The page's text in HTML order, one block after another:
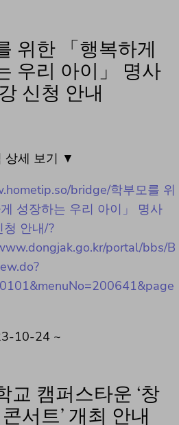
위한 「행복하게
우리 아이」 명사
신청 안내
상세 보기 ▼
bridge/학부모를 위
성장하는 우리 아이」 명사
청 안내/?
portal/bbs/B
10-24 ~
교 캠퍼스타운 ‘창
서트’ 개최 안내